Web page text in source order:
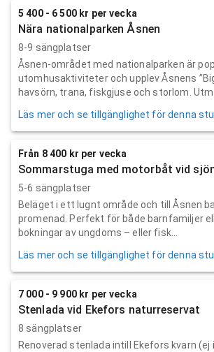
5 400 - 6 500 kr per vecka
Nära nationalparken Åsnen
8-9 sängplatser
Åsnen-området med nationalparken är
utomhusaktiviteter och upplev Åsnens ”Big
havsörn, trana, fiskgjuse och storlom. Utm...
Läs mer och se tillgänglighet för denna
Från 8 400 kr per vecka
Sommarstuga med motorbåt vid
5-6 sängplatser
Beläget i ett lugnt område och till Åsnen
promenad. Perfekt för både barnfamiljer
bokningar av ungdoms – eller fisk...
Läs mer och se tillgänglighet för denna
7 000 - 9 900 kr per vecka
Stenlada vid Ekefors naturreservat
8 sängplatser
Renoverad stenlada intill Ekefors kvarn (ej